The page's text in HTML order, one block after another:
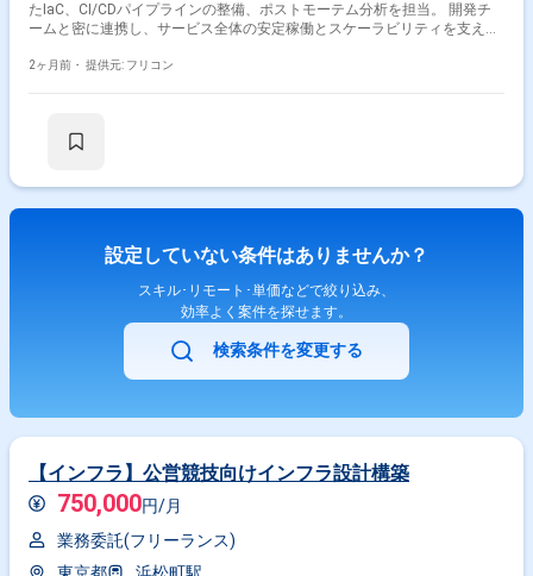
たIaC、CI/CDパイプラインの整備、ポストモーテム分析を担当。 開発チ
ームと密に連携し、サービス全体の安定稼働とスケーラビリティを支える
2ヶ月前・ 提供元: フリコン
設定していない条件はありませんか？
スキル･リモート･単価などで絞り込み、
効率よく案件を探せます。
検索条件を変更する
【インフラ】公営競技向けインフラ設計構築
750,000円/月
業務委託(フリーランス)